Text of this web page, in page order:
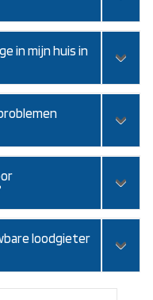
in mijn huis in
loodgieter